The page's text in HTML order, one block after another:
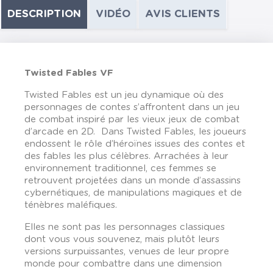
DESCRIPTION VIDÉO AVIS CLIENTS
Twisted Fables VF
Twisted Fables est un jeu dynamique où des
personnages de contes s’affrontent dans un jeu
de combat inspiré par les vieux jeux de combat
d’arcade en 2D. Dans Twisted Fables, les joueurs
endossent le rôle d’héroïnes issues des contes et
des fables les plus célèbres. Arrachées à leur
environnement traditionnel, ces femmes se
retrouvent projetées dans un monde d’assassins
cybernétiques, de manipulations magiques et de
ténèbres maléfiques.
Elles ne sont pas les personnages classiques
dont vous vous souvenez, mais plutôt leurs
versions surpuissantes, venues de leur propre
monde pour combattre dans une dimension